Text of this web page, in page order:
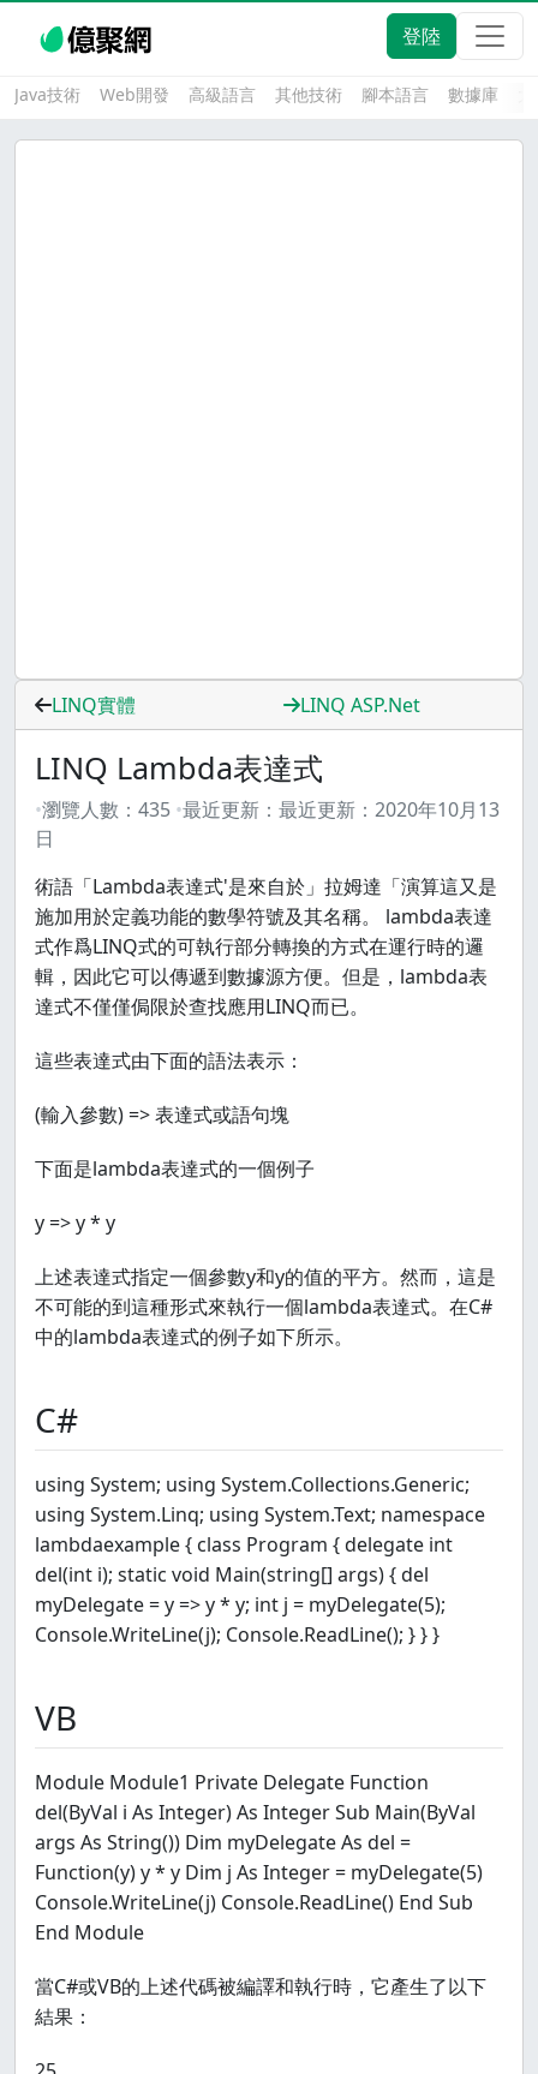
登陸
Java技術 Web開發 高級語言 其他技術 腳本語言 數據庫
LINQ實體 LINQ ASP.Net
LINQ Lambda表達式
瀏覽人數： 435 最近更新： 最近更新： 2020年10月13
日
術語「Lambda表達式'是來自於」拉姆達「演算這又是
施加用於定義功能的數學符號及其名稱。 lambda表達
式作爲LINQ式的可執行部分轉換的方式在運行時的邏
輯，因此它可以傳遞到數據源方便。但是，lambda表
達式不僅僅侷限於查找應用LINQ而已。
這些表達式由下面的語法表示：
(輸入參數) => 表達式或語句塊
下面是lambda表達式的一個例子
y => y * y
上述表達式指定一個參數y和y的值的平方。然而，這是
不可能的到這種形式來執行一個lambda表達式。在C#
中的lambda表達式的例子如下所示。
C#
using System; using System.Collections.Generic;
using System.Linq; using System.Text; namespace
lambdaexample { class Program { delegate int
del(int i); static void Main(string[] args) { del
myDelegate = y => y * y; int j = myDelegate(5);
Console.WriteLine(j); Console.ReadLine(); } } }
VB
Module Module1 Private Delegate Function
del(ByVal i As Integer) As Integer Sub Main(ByVal
args As String()) Dim myDelegate As del =
Function(y) y * y Dim j As Integer = myDelegate(5)
Console.WriteLine(j) Console.ReadLine() End Sub
End Module
當C#或VB的上述代碼被編譯和執行時，它產生了以下
結果：